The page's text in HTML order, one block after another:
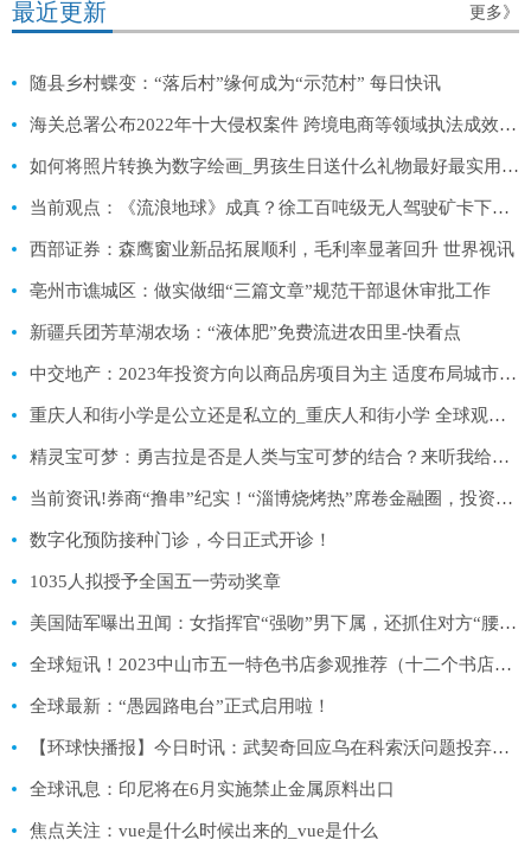
最近更新 更多》
随县乡村蝶变：“落后村”缘何成为“示范村” 每日快讯
海关总署公布2022年十大侵权案件 跨境电商等领域执法成效显著
如何将照片转换为数字绘画_男孩生日送什么礼物最好最实用_每日速看
当前观点：《流浪地球》成真？徐工百吨级无人驾驶矿卡下线 取消驾驶室
西部证券：森鹰窗业新品拓展顺利，毛利率显著回升 世界视讯
亳州市谯城区：做实做细“三篇文章”规范干部退休审批工作
新疆兵团芳草湖农场：“液体肥”免费流进农田里-快看点
中交地产：2023年投资方向以商品房项目为主 适度布局城市更新项目-天天速读
重庆人和街小学是公立还是私立的_重庆人和街小学 全球观热点
精灵宝可梦：勇吉拉是否是人类与宝可梦的结合？来听我给你瞎扯|天天快看点
当前资讯!券商“撸串”纪实！“淄博烧烤热”席卷金融圈，投资价值几何？
数字化预防接种门诊，今日正式开诊！
1035人拟授予全国五一劳动奖章
美国陆军曝出丑闻：女指挥官“强吻”男下属，还抓住对方“腰带以下”部位-天天播资讯
全球短讯！2023中山市五一特色书店参观推荐（十二个书店汇总）
全球最新：“愚园路电台”正式启用啦！
【环球快播报】今日时讯：武契奇回应乌在科索沃问题投弃权票 俄外长解决乌克兰问题没有时间表
全球讯息：印尼将在6月实施禁止金属原料出口
焦点关注：vue是什么时候出来的_vue是什么